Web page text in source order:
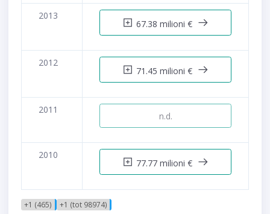
2013
67.38 milioni €
2012
71.45 milioni €
2011
n.d.
2010
77.77 milioni €
+1 (465) +1 (tot 98974)